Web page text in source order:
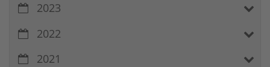
2023
2022
2021